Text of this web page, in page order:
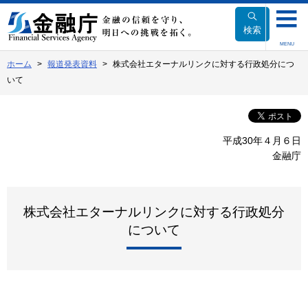
文
へ
動
検索
MENU
ホーム 報道発表資料
株式会社エターナルリンクに対する行政処分につ
いて
平成30年４月６日
金融庁
株式会社エターナルリンクに対する行政処分
について